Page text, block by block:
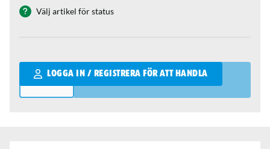
Välj artikel för status
LOGGA IN / REGISTRERA FÖR ATT HANDLA
Qantity